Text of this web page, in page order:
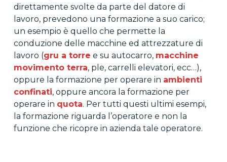
direttamente svolte da parte del datore di
lavoro, prevedono una formazione a suo carico;
un esempio è quello che permette la
conduzione delle macchine ed attrezzature di
lavoro (gru a torre e su autocarro, macchine
movimento terra, ple, carrelli elevatori, ecc…),
oppure la formazione per operare in ambienti
confinati, oppure ancora la formazione per
operare in quota. Per tutti questi ultimi esempi,
la formazione riguarda l’operatore e non la
funzione che ricopre in azienda tale operatore.